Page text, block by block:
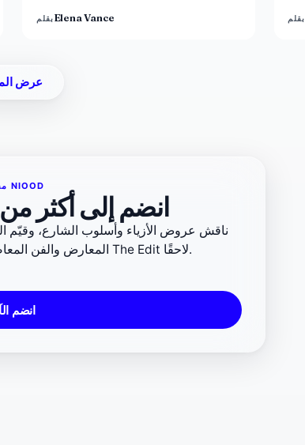
بقلمElena Vance بقلم
عرض
مجتمع NIOOD
انضم إلى أكثر من 25,000
ناقش عروض الأزياء وأسلوب الشارع، وقيّم
المعارض والفن المعاصر، وساهم في تحديد ما سيغطيه The Edit لاحقًا.
انضم